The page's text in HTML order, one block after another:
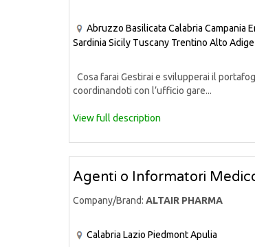
Abruzzo Basilicata Calabria Campania
Sardinia Sicily Tuscany Trentino Alto Adige
Cosa farai Gestirai e svilupperai il
coordinandoti con l’ufficio gare...
View full description
Agenti o Informatori
Company/Brand: ALTAIR PHARMA
Calabria Lazio PiedmontApulia